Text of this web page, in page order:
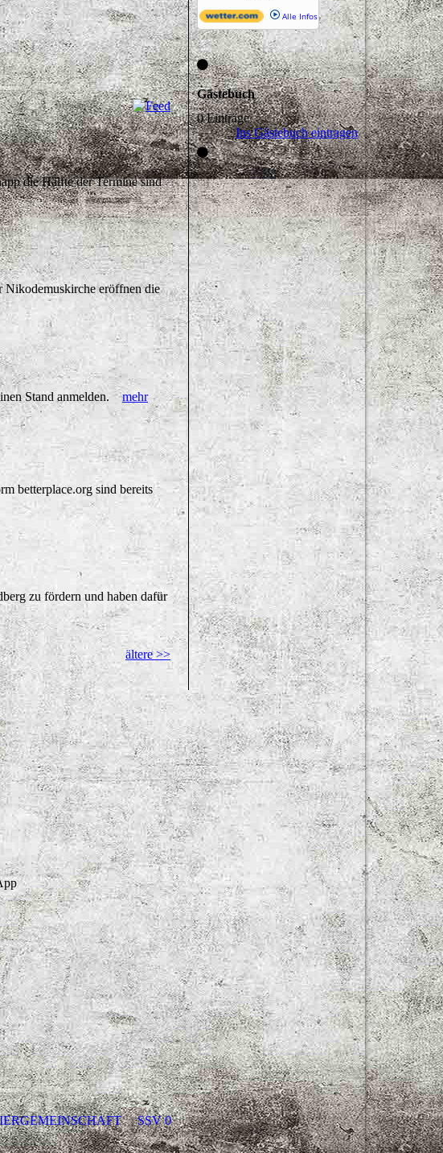
die Hälfte der Termine sind
Nikodemuskirche eröffnen die
Stand anmelden.mehr
betterplace.org sind bereits
zu fördern und haben dafür
ältere >>
SSV 07 SUDBERG - DER SPORTVEREIN
Gästebuch
0 Einträge
Ins Gästebuch eintragen